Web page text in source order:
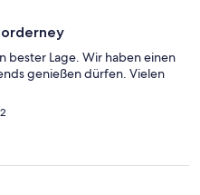
bester Lage. Wir haben einen
genießen dürfen. Vielen